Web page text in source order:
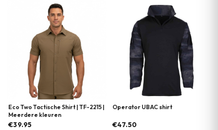
Eco Two Tactische Shirt | TF-2215 |
Meerdere kleuren
€39.95
Operator UBAC shirt
€47.50